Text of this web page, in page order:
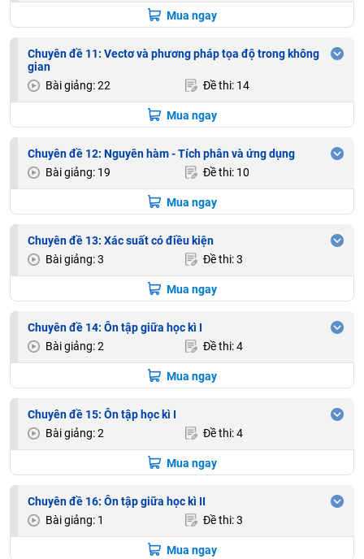
Mua ngay
Chuyên đề 11: Vectơ và phương pháp tọa độ trong không
gian
Bài giảng: 22
Đề thi: 14
Mua ngay
Chuyên đề 12: Nguyên hàm - Tích phân và ứng dụng
Bài giảng: 19
Đề thi: 10
Mua ngay
Chuyên đề 13: Xác suất có điều kiện
Bài giảng: 3
Đề thi: 3
Mua ngay
Chuyên đề 14: Ôn tập giữa học kì I
Bài giảng: 2
Đề thi: 4
Mua ngay
Chuyên đề 15: Ôn tập học kì I
Bài giảng: 2
Đề thi: 4
Mua ngay
Chuyên đề 16: Ôn tập giữa học kì II
Bài giảng: 1
Đề thi: 3
Mua ngay